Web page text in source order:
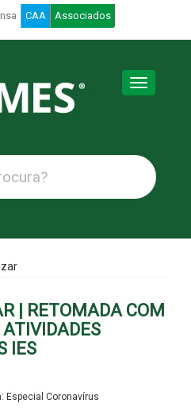
CAA Associados
Toggle
| RETOMADA COM
IES
Especial Coronavírus